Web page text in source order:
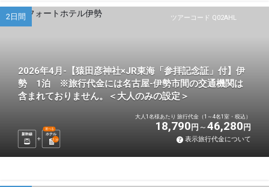
ツアーコード Q02AHL
2日間
2026年4月-【猿田彦神社×JR東海「参拝記念証」付】伊
勢 1泊 ※旅行代金には名古屋-伊勢市間の交通機関は
含まれておりません。＜大人のみの設定＞
新幹線 ホテル
選べる
1 泊
大人1名様あたり 旅行代金（1～4名1室・税込）
18,790 円 46,280 円
表示旅行代金について